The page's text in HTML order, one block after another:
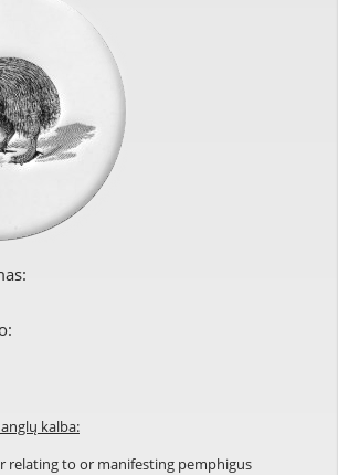
kalba:
relating to or manifesting pemphigus